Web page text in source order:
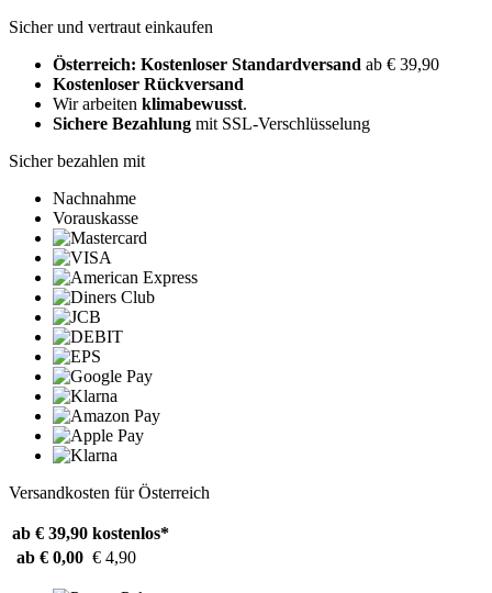
Sicher und vertraut einkaufen
Österreich: Kostenloser Standardversand ab € 39,90
Kostenloser Rückversand
Wir arbeiten klimabewusst.
Sichere Bezahlung mit SSL-Verschlüsselung
Sicher bezahlen mit
Nachnahme
Vorauskasse
Versandkosten für Österreich
ab € 39,90 kostenlos*
ab € 0,00 € 4,90